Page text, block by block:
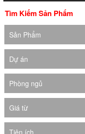
Tìm Kiếm Sản Phẩm
Sản Phẩm
Dự án
Phòng ngủ
Giá từ
Tiện ích